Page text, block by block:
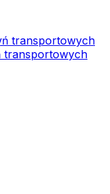
transportowych
transportowych